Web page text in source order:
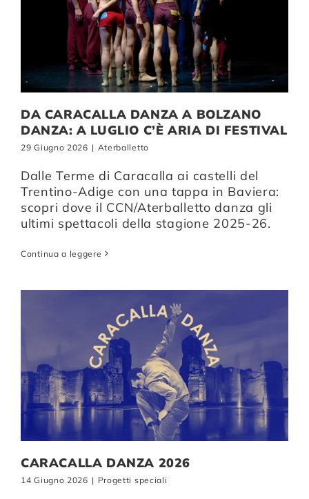
DA CARACALLA DANZA A BOLZANO
DANZA: A LUGLIO C’È ARIA DI FESTIVAL
29 Giugno 2026 | Aterballetto
Dalle Terme di Caracalla ai castelli del
Trentino-Adige con una tappa in Baviera:
scopri dove il CCN/Aterballetto danza gli
ultimi spettacoli della stagione 2025-26.
Continua a leggere
CARACALLA DANZA 2026
14 Giugno 2026 | Progetti speciali